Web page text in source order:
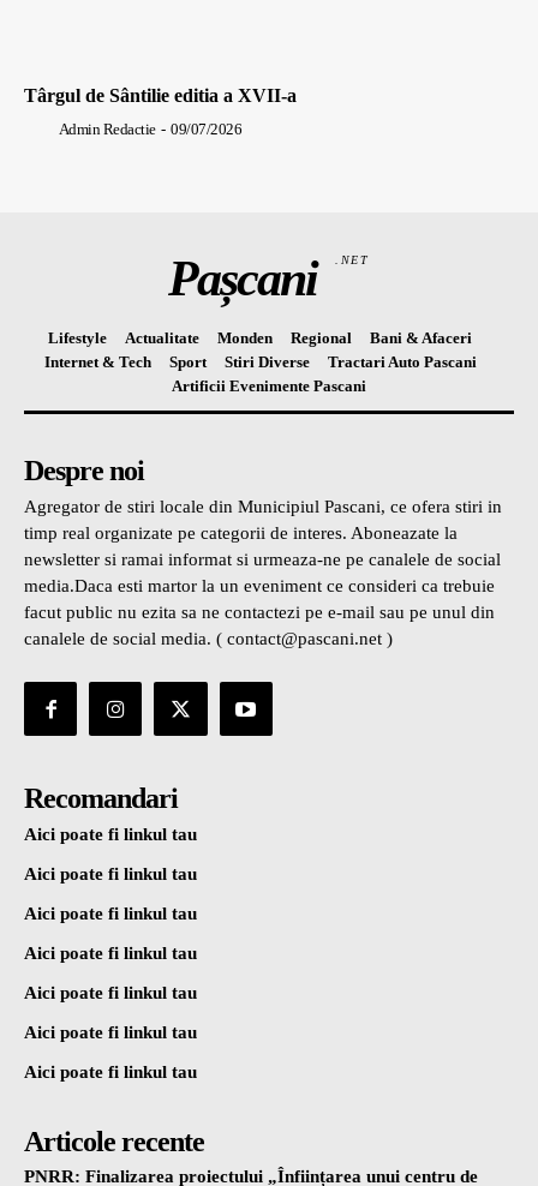
Târgul de Sântilie editia a XVII-a
Admin Redactie - 09/07/2026
Pașcani .NET
Lifestyle Actualitate Monden Regional
Bani & Afaceri
Internet & Tech
Sport Stiri Diverse
Tractari Auto Pascani
Artificii Evenimente Pascani
Despre noi
Agregator de stiri locale din Municipiul Pascani, ce ofera stiri in
timp real organizate pe categorii de interes. Aboneazate la
newsletter si ramai informat si urmeaza-ne pe canalele de social
media.Daca esti martor la un eveniment ce consideri ca trebuie
facut public nu ezita sa ne contactezi pe e-mail sau pe unul din
canalele de social media. ( contact@pascani.net )
Recomandari
Aici poate fi linkul tau
Aici poate fi linkul tau
Aici poate fi linkul tau
Aici poate fi linkul tau
Aici poate fi linkul tau
Aici poate fi linkul tau
Aici poate fi linkul tau
Articole recente
PNRR: Finalizarea proiectului „Înființarea unui centru de